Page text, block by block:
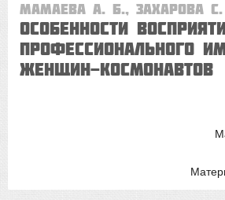
Мамаева А. Б., Захарова
ОСОБЕННОСТИ
ПРОФЕССИОНАЛЬНОГО
ЖЕНЩИН-КОСМОНАВТОВ